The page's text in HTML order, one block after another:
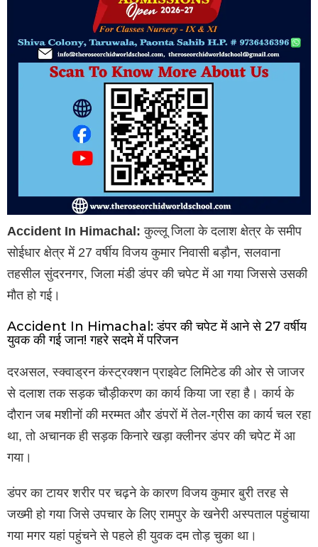
Accident In Himachal: कुल्लू जिला के दलाश क्षेत्र के समीप
सोईधार क्षेत्र में 27 वर्षीय विजय कुमार निवासी बड़ौन, सलवाना
तहसील सुंदरनगर, जिला मंडी डंपर की चपेट में आ गया जिससे उसकी
मौत हो गई।
Accident In Himachal: डंपर की चपेट में आने से 27 वर्षीय
युवक की गई जान! गहरे सदमे में परिजन
दरअसल, स्क्वाड्रन कंस्ट्रक्शन प्राइवेट लिमिटेड की ओर से जाजर
से दलाश तक सड़क चौड़ीकरण का कार्य किया जा रहा है। कार्य के
दौरान जब मशीनों की मरम्मत और डंपरों में तेल-ग्रीस का कार्य चल रहा
था, तो अचानक ही सड़क किनारे खड़ा क्लीनर डंपर की चपेट में आ
गया।
डंपर का टायर शरीर पर चढ़ने के कारण विजय कुमार बुरी तरह से
जख्मी हो गया जिसे उपचार के लिए रामपुर के खनेरी अस्पताल पहुंचाया
गया मगर यहां पहुंचने से पहले ही युवक दम तोड़ चुका था।